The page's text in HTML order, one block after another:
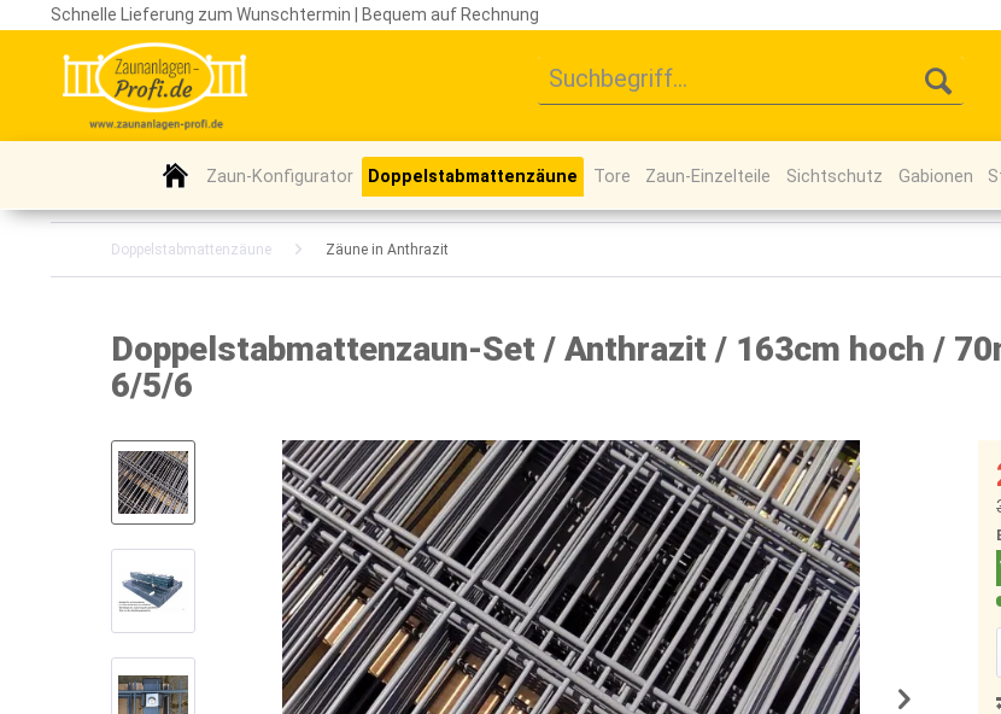
Schnelle Lieferung zum Wunschtermin | Bequem auf Rechnung
Zaun-Konfigurator Doppelstabmattenzäune Tore Zaun-Einzelteile Sichtschutz Gabionen
Doppelstabmattenzäune Zäune in Anthrazit
Doppelstabmattenzaun-Set / Anthrazit / 163cm hoch /
6/5/6